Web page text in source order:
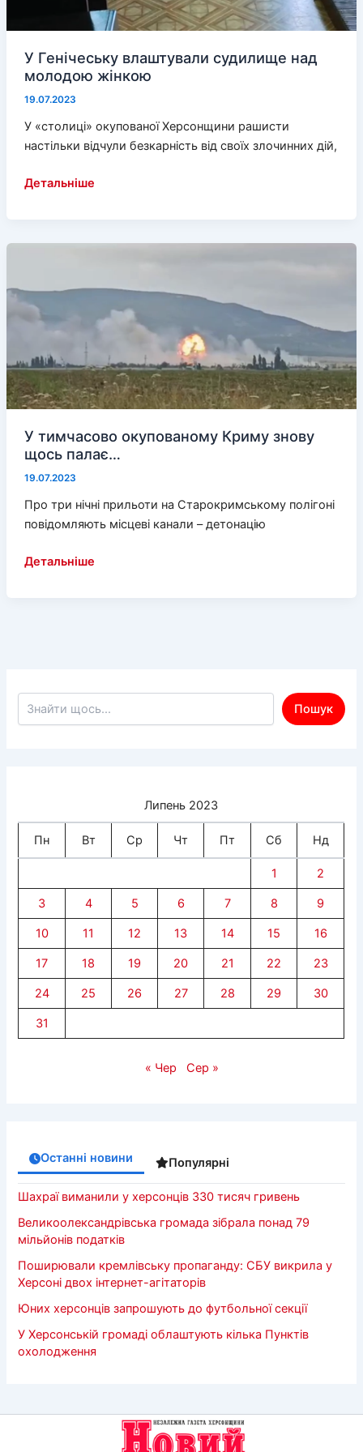
У Генічеську влаштували судилище над
молодою жінкою
19.07.2023
У «столиці» окупованої Херсонщини рашисти
настільки відчули безкарність від своїх злочинних дій,
У
судилище
Детальніше
У тимчасово окупованому Криму знову
щось палає…
19.07.2023
Про три нічні прильоти на Старокримському полігоні
повідомляють місцеві канали – детонацію
У
Детальніше
Пошук по сайту
Пошук
Липень 2023
Пн Вт Ср Чт Пт Сб Нд
1 2
3 4 5 6 7 8 9
10 11 12 13 14 15 16
17 18 19 20 21 22 23
24 25 26 27 28 29 30
31
« Чер Сер »
Останні новини Популярні
Шахраї виманили у херсонців 330 тисяч гривень
Великоолександрівська громада зібрала понад 79
мільйонів податків
Поширювали кремлівську пропаганду: СБУ викрила у
Херсоні двох інтернет-агітаторів
Юних херсонців запрошують до футбольної секції
У Херсонській громаді облаштують кілька Пунктів
охолодження